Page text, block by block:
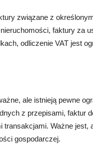
związane z
faktury za
odliczenie VAT jest
ale istnieją pewne
z przepisami, faktur
Ważne jest,
gospodarczej.